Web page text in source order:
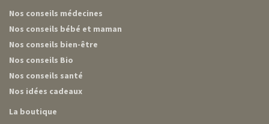
Nos conseils médecines
Nos conseils bébé et maman
Nos conseils bien-être
Nos conseils Bio
Nos conseils santé
Nos idées cadeaux
La boutique